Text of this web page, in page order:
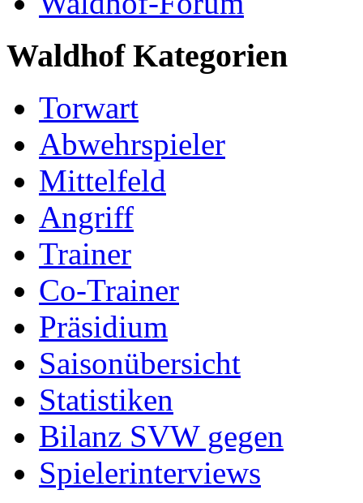
Waldhof Kategorien
Torwart
Abwehrspieler
Mittelfeld
Angriff
Trainer
Co-Trainer
Präsidium
Saisonübersicht
Statistiken
Bilanz SVW gegen
Spielerinterviews